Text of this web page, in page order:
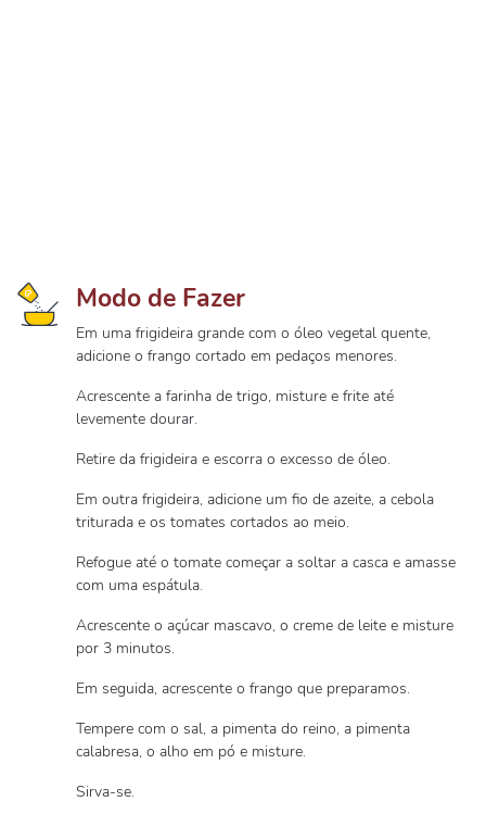
Modo de Fazer
Em uma frigideira grande com o óleo vegetal quente,
adicione o frango cortado em pedaços menores.
Acrescente a farinha de trigo, misture e frite até
levemente dourar.
Retire da frigideira e escorra o excesso de óleo.
Em outra frigideira, adicione um fio de azeite, a cebola
triturada e os tomates cortados ao meio.
Refogue até o tomate começar a soltar a casca e amasse
com uma espátula.
Acrescente o açúcar mascavo, o creme de leite e misture
por 3 minutos.
Em seguida, acrescente o frango que preparamos.
Tempere com o sal, a pimenta do reino, a pimenta
calabresa, o alho em pó e misture.
Sirva-se.